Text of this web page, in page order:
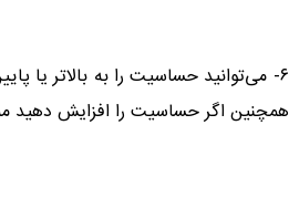
۶- می‌توانید حساسیت را به بالاتر
همچنین اگر حساسیت را افزایش دهید